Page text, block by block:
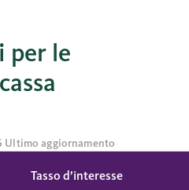
per le
Ultimo aggiornamento
Tasso d’interesse